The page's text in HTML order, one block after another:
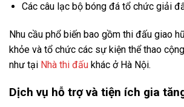
Các câu lạc bộ bóng đá tổ chức giải
Nhu cầu phổ biến bao gồm thi đấu giao
khỏe và tổ chức các sự kiện thể thao
như tại Nhà thi đấu khác ở Hà Nội.
Dịch vụ hỗ trợ và tiện ích gia